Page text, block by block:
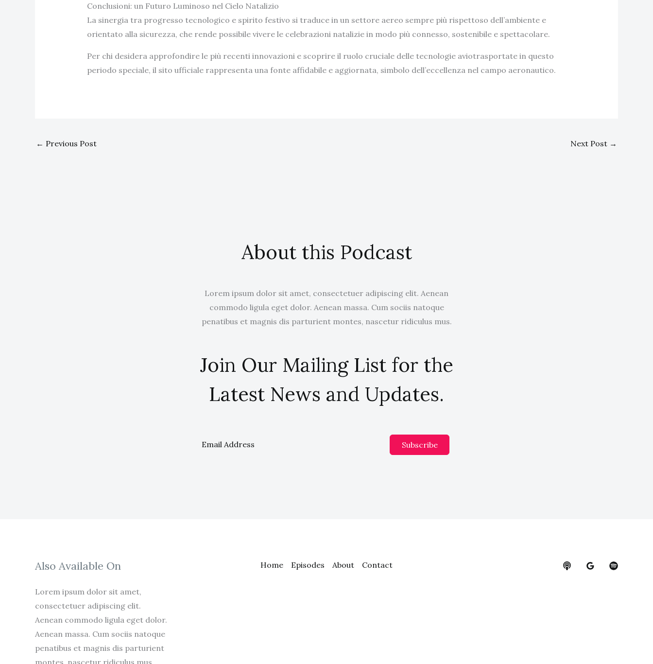
Conclusioni: un Futuro Luminoso nel Cielo Natalizio
La sinergia tra progresso tecnologico e spirito festivo si traduce in un settore aereo sempre più rispettoso dell’ambiente e
orientato alla sicurezza, che rende possibile vivere le celebrazioni natalizie in modo più connesso, sostenibile e spettacolare.
Per chi desidera approfondire le più recenti innovazioni e scoprire il ruolo cruciale delle tecnologie aviotrasportate in questo
periodo speciale, il sito ufficiale rappresenta una fonte affidabile e aggiornata, simbolo dell’eccellenza nel campo aeronautico.
← Previous Post Next Post →
About this Podcast
Lorem ipsum dolor sit amet, consectetuer adipiscing elit. Aenean
commodo ligula eget dolor. Aenean massa. Cum sociis natoque
penatibus et magnis dis parturient montes, nascetur ridiculus mus.
Join Our Mailing List for the
Latest News and Updates.
Subscribe
Also Available On
Lorem ipsum dolor sit amet,
consectetuer adipiscing elit.
Aenean commodo ligula eget dolor.
Aenean massa. Cum sociis natoque
penatibus et magnis dis parturient
montes, nascetur ridiculus mus.
Home Episodes About Contact